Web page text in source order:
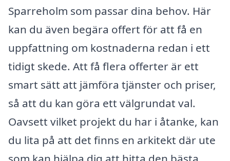
Sparreholm som passar dina behov. Här
kan du även begära offert för att få en
uppfattning om kostnaderna redan i ett
tidigt skede. Att få flera offerter är ett
smart sätt att jämföra tjänster och priser,
så att du kan göra ett välgrundat val.
Oavsett vilket projekt du har i åtanke, kan
du lita på att det finns en arkitekt där ute